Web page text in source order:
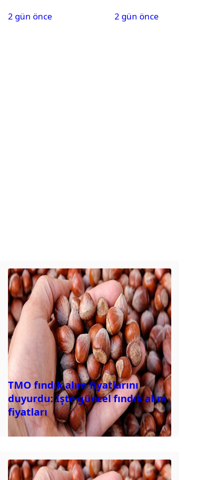
alındı
2 gün önce
2 gün önce
TMO fındık alım fiyatlarını
duyurdu: İşte güncel fındık alım
fiyatları